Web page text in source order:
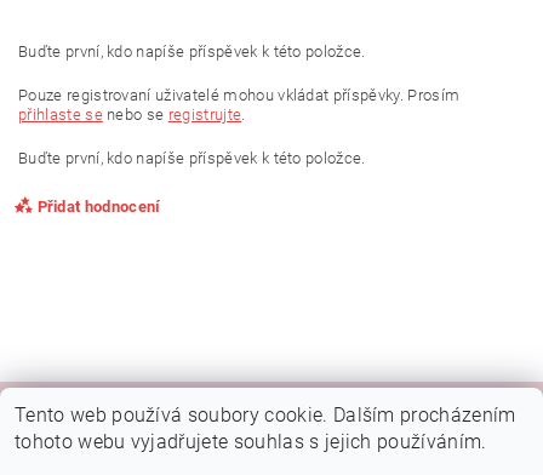
Buďte první, kdo napíše příspěvek k této položce.
Pouze registrovaní uživatelé mohou vkládat příspěvky. Prosím
přihlaste senebo se registrujte.
Buďte první, kdo napíše příspěvek k této položce.
Přidat hodnocení
Kamenná prodejna Brno | Rady a tipy | Google mapa | Fotky prodejny
Náš FB
Tento web používá soubory cookie. Dalším procházením
tohoto webu vyjadřujete souhlas s jejich používáním.